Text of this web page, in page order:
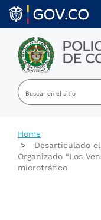
Welcome
All
Accessibility
screen
reader.
Accessibility
screen
Skip to main content
DE
Home
Desarticulado
Organizado “Los
microtráfico